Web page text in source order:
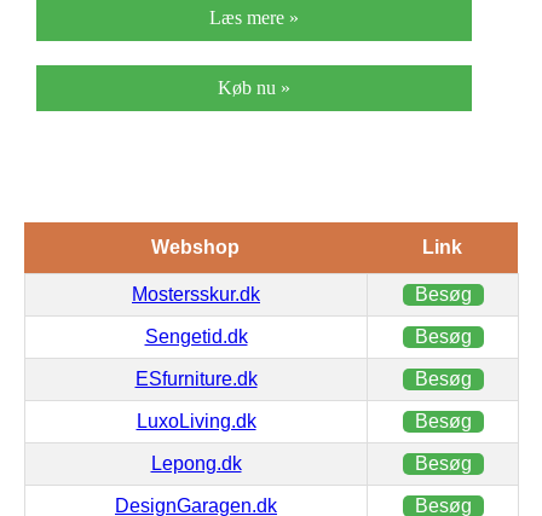
Læs mere »
Køb nu »
Webshop Link
Mostersskur.dk Besøg
Sengetid.dk Besøg
ESfurniture.dk Besøg
LuxoLiving.dk Besøg
Lepong.dk Besøg
DesignGaragen.dk Besøg